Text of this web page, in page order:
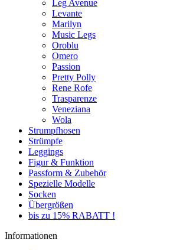
Leg Avenue
Levante
Marilyn
Music Legs
Oroblu
Omero
Passion
Pretty Polly
Rene Rofe
Trasparenze
Veneziana
Wola
Strumpfhosen
Strümpfe
Leggings
Figur & Funktion
Passform & Zubehör
Spezielle Modelle
Socken
Übergrößen
bis zu 15% RABATT !
Informationen